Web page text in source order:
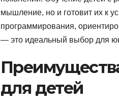
мышление, но и готовит их к
программирования,
— это идеальный выбор для
для детей